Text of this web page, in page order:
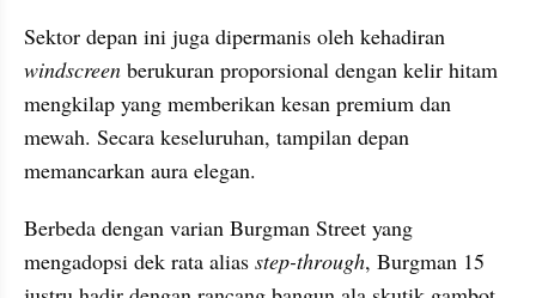
windscreen berukuran proporsional dengan kelir hitam
mengkilap yang memberikan kesan premium dan
mewah. Secara keseluruhan, tampilan depan
memancarkan aura elegan.
Berbeda dengan varian Burgman Street yang
mengadopsi dek rata alias step-through, Burgman 15